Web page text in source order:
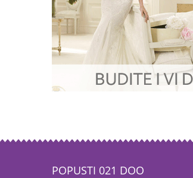
POPUSTI 021 DOO